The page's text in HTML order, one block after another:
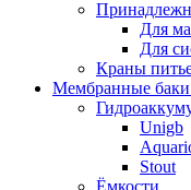
Для
Для
Краны
Мембранные баки
Unigb
Stout
Ёмкости